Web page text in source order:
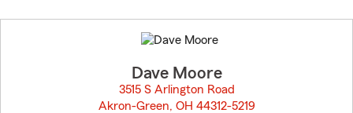
to
before
Dave Moore
3515 S Arlington Road
Akron-Green, OH 44312-5219